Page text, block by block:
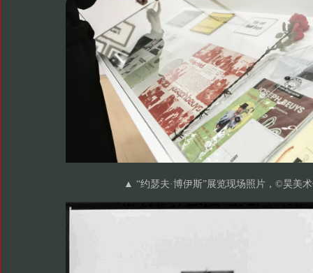
▲ “约瑟夫·博伊斯”展览现场照片，©️昊美